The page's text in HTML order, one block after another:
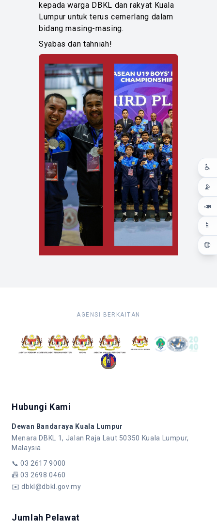
♿
📡
📣
📱
🌐
kepada warga DBKL dan rakyat Kuala
Lumpur untuk terus cemerlang dalam
bidang masing-masing.
Syabas dan tahniah!
AGENSI BERKAITAN
Hubungi Kami
Dewan Bandaraya Kuala Lumpur
Menara DBKL 1, Jalan Raja Laut 50350 Kuala Lumpur,
Malaysia
📞03 2617 9000
📠03 2698 0460
✉️dbkl@dbkl.gov.my
Jumlah Pelawat